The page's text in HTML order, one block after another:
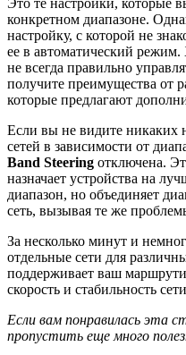
конкретном диапазоне.
настройку, с которой не
ее в автоматический
не всегда правильно
получите преимущества от
которые предлагают
Если вы не видите никаких
сетей в зависимости от
Band Steering отключена.
назначает устройства на
диапазон, но объединяет
сеть, вызывая те же
За несколько минут и
отдельные сети для
поддерживает ваш
скорость и стабильность
Если вам понравилась эта
пропустить еще много